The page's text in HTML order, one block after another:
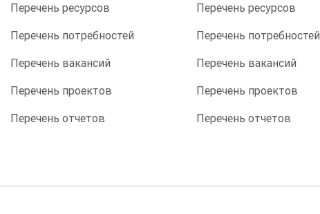
Перечень ресурсов
Перечень потребностей
Перечень вакансий
Перечень проектов
Перечень отчетов
Перечень ресурсов
Перечень потребностей
Перечень вакансий
Перечень проектов
Перечень отчетов